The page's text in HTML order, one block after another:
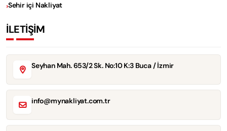
Sehir içi Nakliyat
İLETİŞİM
Seyhan Mah. 653/2 Sk. No:10 K:3 Buca / İzmir
info@mynakliyat.com.tr